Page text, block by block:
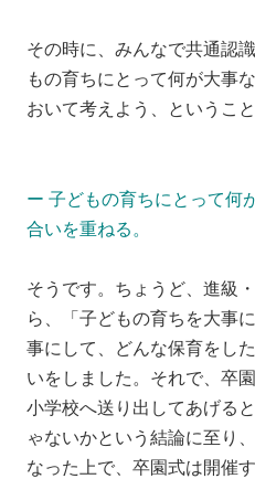
その時に、みんなで共通認
もの育ちにとって何が大事
おいて考えよう、ということ
ー 子どもの育ちにとって何
合いを重ねる。
そうです。ちょうど、進級
ら、「子どもの育ちを大事
事にして、どんな保育をし
いをしました。それで、卒
小学校へ送り出してあげる
ゃないかという結論に至り
なった上で、卒園式は開催